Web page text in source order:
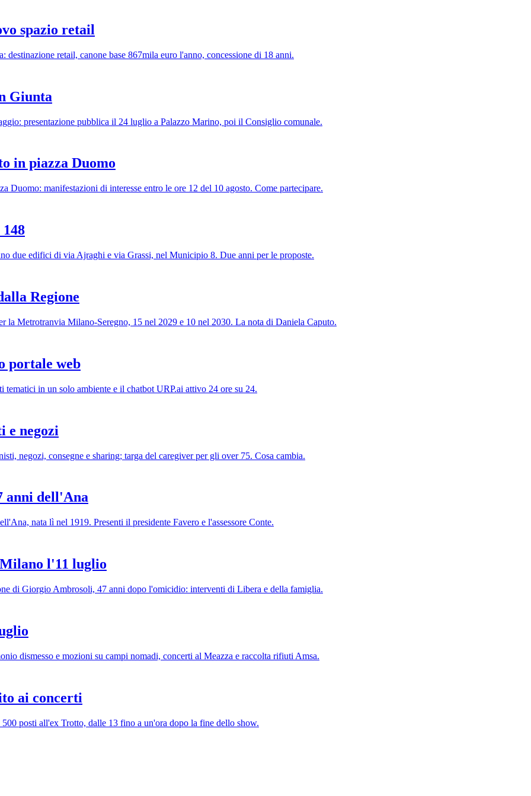
spazio retail
retail, canone base 867mila euro l'anno, concessione di 18 anni.
Giunta
presentazione pubblica il 24 luglio a Palazzo Marino, poi il Consiglio comunale.
in piazza Duomo
manifestazioni di interesse entro le ore 12 del 10 agosto. Come partecipare.
due edifici di via Ajraghi e via Grassi, nel Municipio 8. Due anni per le proposte.
Regione
la Metrotranvia Milano-Seregno, 15 nel 2029 e 10 nel 2030. La nota di Daniela Caputo.
portale web
in un solo ambiente e il chatbot URP.ai attivo 24 ore su 24.
e negozi
negozi, consegne e sharing; targa del caregiver per gli over 75. Cosa cambia.
anni dell'Ana
nata lì nel 1919. Presenti il presidente Favero e l'assessore Conte.
l'11 luglio
di Giorgio Ambrosoli, 47 anni dopo l'omicidio: interventi di Libera e della famiglia.
dismesso e mozioni su campi nomadi, concerti al Meazza e raccolta rifiuti Amsa.
ai concerti
posti all'ex Trotto, dalle 13 fino a un'ora dopo la fine dello show.